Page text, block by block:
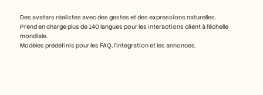
Des avatars réalistes avec des gestes et des expressions naturelles.
Prend en charge plus de 140 langues pour les interactions client à l’échelle
mondiale.
Modèles prédéfinis pour les FAQ, l’intégration et les annonces.